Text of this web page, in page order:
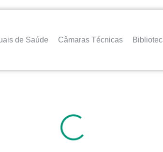
de Saúde Câmaras Técnicas